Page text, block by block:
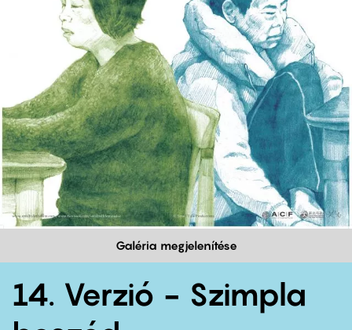
Galéria megjelenítése
14. Verzió - Szimpla